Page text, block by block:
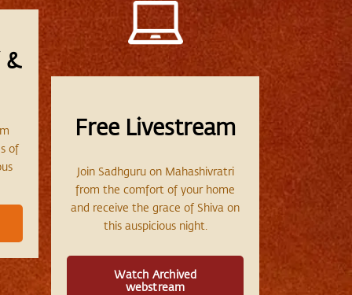
&
of
Free Livestream
Join Sadhguru on Mahashivratri
from the comfort of your home
and receive the grace of Shiva on
this auspicious night.
Watch Archived
webstream